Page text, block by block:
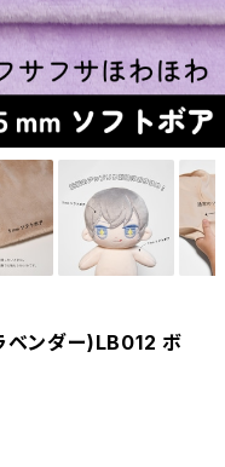
ベンダー)LB012 ボ